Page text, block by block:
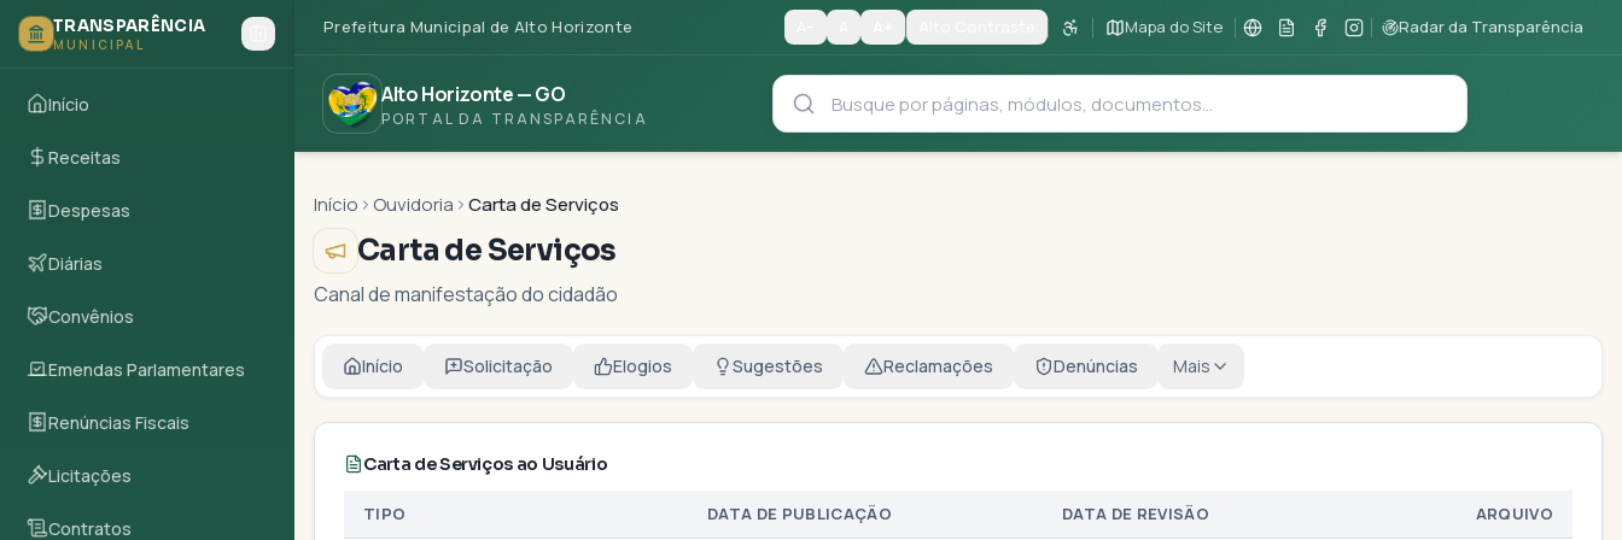
Ir para o conteúdo principal
TRANSPARÊNCIA
MUNICIPAL
Início
Receitas
Despesas
Diárias
Convênios
Emendas Parlamentares
Renúncias Fiscais
Licitações
Contratos
Prefeitura Municipal de Alto Horizonte Mapa do Site Radar da Transparência
Alto Horizonte—GO
PORTAL DA TRANSPARÊNCIA
Início Ouvidoria Carta de Serviços
Carta de Serviços
Canal de manifestação do cidadão
Início Solicitação Elogios Sugestões Reclamações Denúncias Mais
Carta de Serviços ao Usuário
TIPO DATA DE PUBLICAÇÃO DATA DE REVISÃO ARQUIVO